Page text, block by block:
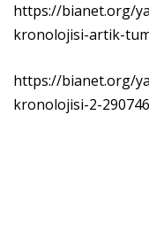
https://bianet.org/
kronolojisi-artik-
https://bianet.org/
kronolojisi-2-290746